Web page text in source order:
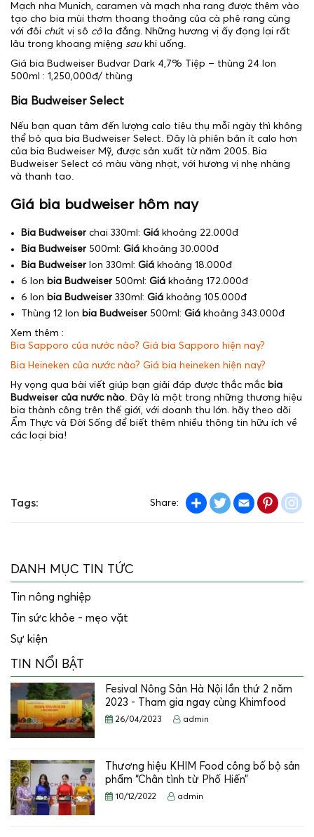
Mạch nha Munich, caramen và mạch nha rang được thêm vào
tạo cho bia mùi thơm thoang thoảng của cà phê rang cùng
với đôi chút vị sô cô la đắng. Những hương vị ấy đọng lại rất
lâu trong khoang miệng sau khi uống.
Giá bia Budweiser Budvar Dark 4,7% Tiệp – thùng 24 lon
500ml : 1,250,000đ/ thùng
Bia Budweiser Select
Nếu bạn quan tâm đến lượng calo tiêu thụ mỗi ngày thì không
thể bỏ qua bia Budweiser Select. Đây là phiên bản ít calo hơn
của bia Budweiser Mỹ, được sản xuất từ năm 2005. Bia
Budweiser Select có màu vàng nhạt, với hương vị nhẹ nhàng
và thanh tao.
Giá bia budweiser hôm nay
Bia Budweiser chai 330ml: Giá khoảng 22.000đ
Bia Budweiser 500ml: Giá khoảng 30.000đ
Bia Budweiser lon 330ml: Giá khoảng 18.000đ
6 lon bia Budweiser 500ml: Giá khoảng 172.000đ
6 lon bia Budweiser 330ml: Giá khoảng 105.000đ
Thùng 12 lon bia Budweiser 500ml: Giá khoảng 343.000đ
Xem thêm :
Bia Sapporo của nước nào? Giá bia Sapporo hiện nay?
Bia Heineken của nước nào? Giá bia heineken hiện nay?
Hy vọng qua bài viết giúp bạn giải đáp được thắc mắc bia
Budweiser của nước nào. Đây là một trong những thương hiệu
bia thành công trên thế giới, với doanh thu lớn. hãy theo dõi
Ẩm Thực và Đời Sống để biết thêm nhiều thông tin hữu ích về
các loại bia!
Tags: Share: Share TwitterEmail
DANH MỤC TIN TỨC
Tin nông nghiệp
Tin sức khỏe - mẹo vặt
Sự kiện
TIN NỔI BẬT
Fesival Nông Sản Hà Nội lần thứ 2 năm
2023 - Tham gia ngay cùng Khimfood
26/04/2023 admin
Thương hiệu KHIM Food công bố bộ sản
phẩm “Chân tình từ Phố Hiến”
10/12/2022 admin